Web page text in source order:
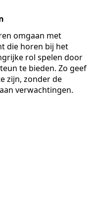
omgaan met
die horen bij het
rol spelen door
te bieden. Zo geef
zijn, zonder de
verwachtingen.